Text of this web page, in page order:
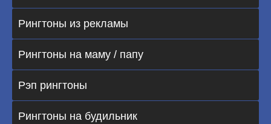
Рингтоны из рекламы
Рингтоны на маму / папу
Рэп рингтоны
Рингтоны на будильник